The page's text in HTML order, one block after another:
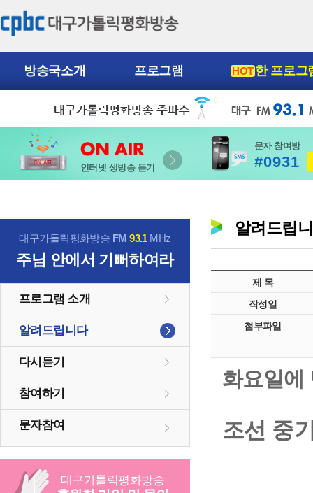
방송국소개 프로그램 HOT한 프로그
인터넷 생방송 듣기
문자 참여방
#0931
대구가톨릭평화방송 FM93.1MHz
주님 안에서 기뻐하여라
프로그램 소개
알려드립니다
다시듣기
참여하기
문자참여
대구가톨릭평화방송
알려드립
제 목
작성일
첨부파일
화요일에
조선 중